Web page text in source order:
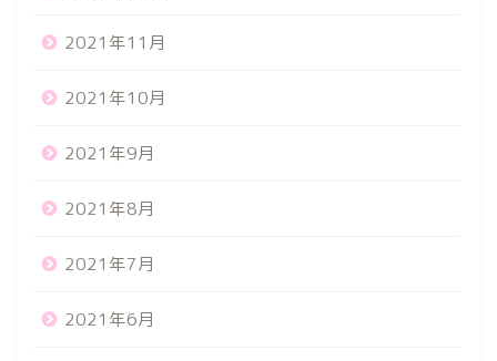
2021年11月
2021年10月
2021年9月
2021年8月
2021年7月
2021年6月